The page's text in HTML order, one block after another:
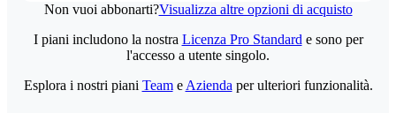
Non vuoi abbonarti?Visualizza altre opzioni di acquisto
I piani includono la nostra Licenza Pro Standard e sono per
l'accesso a utente singolo.
Esplora i nostri piani Teame Azienda per ulteriori funzionalità.